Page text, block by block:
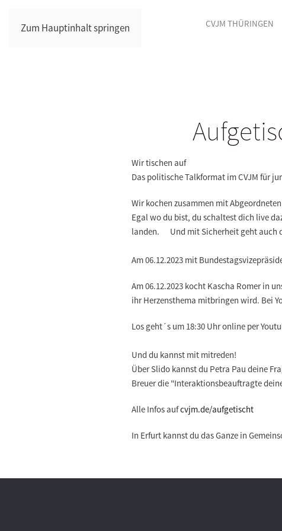
Zum Hauptinhalt springen CVJM THÜRINGEN
Wir tischen auf
Das politische Talkformat im CVJM für
Wir kochen zusammen mit
Egal wo du bist, du schaltest dich live
landen. Und mit Sicherheit geht auch
Am 06.12.2023 mit
Am 06.12.2023 kocht Kascha Romer in
ihr Herzensthema mitbringen wird. Bei
Los geht´s um 18:30 Uhr online per
Und du kannst mit mitreden!
Über Slido kannst du Petra Pau deine
Breuer die "Interaktionsbeauftragte
Alle Infos aufcvjm.de/aufgetischt
In Erfurt kannst du das Ganze in